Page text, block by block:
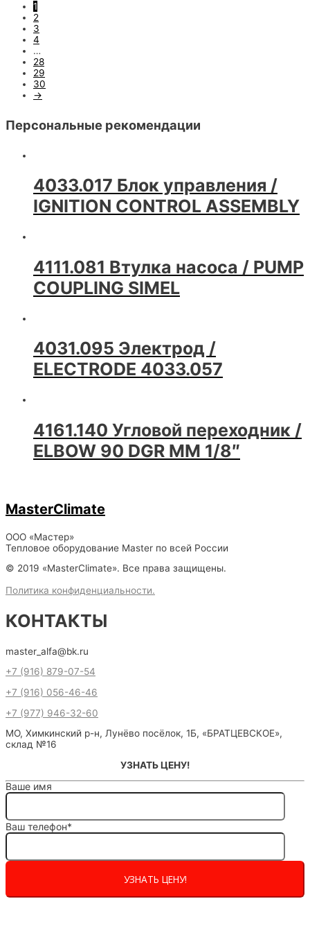
1
2
3
4
…
28
29
30
→
Персональные рекомендации
4033.017 Блок управления /
IGNITION CONTROL ASSEMBLY
4111.081 Втулка насоса / PUMP
COUPLING SIMEL
4031.095 Электрод /
ELECTRODE 4033.057
4161.140 Угловой переходник /
ELBOW 90 DGR MM 1/8″
MasterClimate
ООО «Мастер»
Тепловое оборудование Master по всей России
© 2019 «MasterClimate». Все права защищены.
Политика конфиденциальности.
КОНТАКТЫ
master_alfa@bk.ru
+7 (916) 879-07-54
+7 (916) 056-46-46
+7 (977) 946-32-60
МО, Химкинский р-н, Лунёво посёлок, 1Б, «БРАТЦЕВСКОЕ»,
склад №16
УЗНАТЬ ЦЕНУ!
Ваше имя
Ваш телефон*